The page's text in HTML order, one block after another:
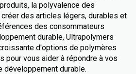
la polyvalence des
des articles légers, durables et
des consommateurs
durable, Ultrapolymers
d'options de polymères
pour vous aider à répondre à vos
développement durable.